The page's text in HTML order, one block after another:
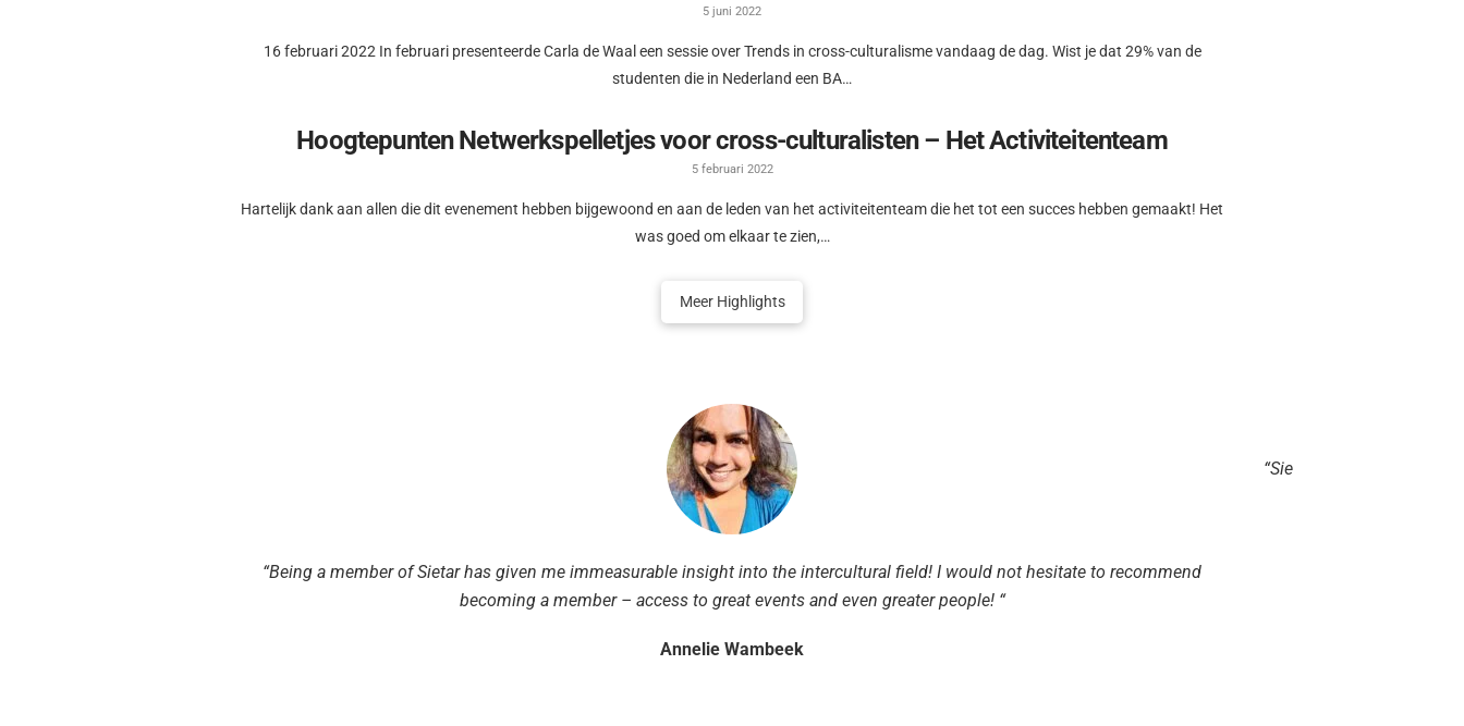
5 juni 2022
16 februari 2022 In februari presenteerde Carla de Waal een sessie over Trends in cross-culturalisme vandaag de dag. Wist je dat 29% van de
studenten die in Nederland een BA…
Hoogtepunten Netwerkspelletjes voor cross-culturalisten – Het Activiteitenteam
5 februari 2022
Hartelijk dank aan allen die dit evenement hebben bijgewoond en aan de leden van het activiteitenteam die het tot een succes hebben gemaakt! Het
was goed om elkaar te zien,…
Meer Highlights
“Being a member of Sietar has given me immeasurable insight into the intercultural field! I would not hesitate to recommend
becoming a member – access to great events and even greater people! “
Annelie Wambeek
“Sietar biedt mij een